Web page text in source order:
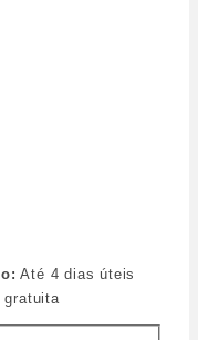
Até 4 dias úteis
gratuita